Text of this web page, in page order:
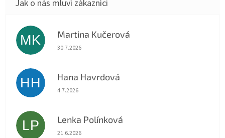
MK Martina Kučerová
Hodnocení obchodu je 5 z 5 hvězdiček.
30.7.2026
HH Hana Havrdová
Hodnocení obchodu je 5 z 5 hvězdiček.
4.7.2026
LP Lenka Polínková
Hodnocení obchodu je 5 z 5 hvězdiček.
21.6.2026